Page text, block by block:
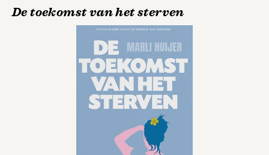
De toekomst van het sterven